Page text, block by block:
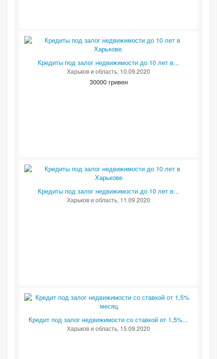
Кредиты под залог недвижимости до 10 лет в...
Харьков и область, 10.09.2020
30000 гривен
Кредиты под залог недвижимости до 10 лет в...
Харьков и область, 11.09.2020
Кредит под залог недвижимости со ставкой от 1,5%...
Харьков и область, 15.09.2020